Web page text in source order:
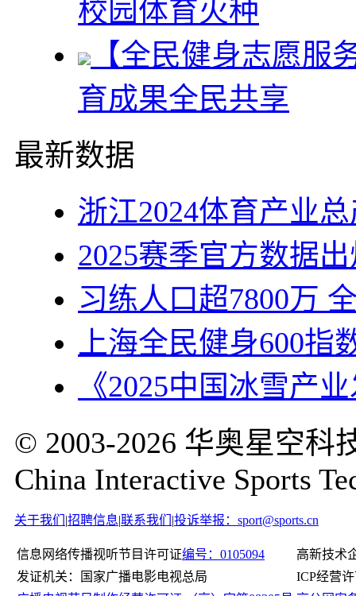
校园体育火种
【全民健身志愿服
育成果全民共享
最新数据
浙江2024体育产业
2025赛季官方数据
习练人口超7800万
上海全民健身600指
《2025中国冰雪产
© 2003-2026 华奥星空科
China Interactive Sports
关于我们 |招聘信息|联系我们 |投诉举报：sport@sports.cn
信息网络传播视听节目许可证编号：0105094
高新技术
发证机关：国家广播电影电视总局
ICP经营